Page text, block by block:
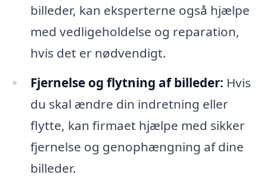
billeder, kan eksperterne også hjælpe
med vedligeholdelse og reparation,
hvis det er nødvendigt.
Fjernelse og flytning af billeder: Hvis
du skal ændre din indretning eller
flytte, kan firmaet hjælpe med sikker
fjernelse og genophængning af dine
billeder.